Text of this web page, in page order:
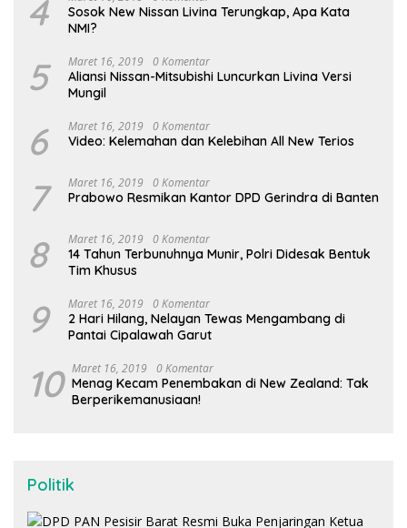
4
Sosok New Nissan Livina Terungkap, Apa Kata
NMI?
5 Maret 16, 2019 0 Komentar
Aliansi Nissan-Mitsubishi Luncurkan Livina Versi
Mungil
6 Maret 16, 2019 0 Komentar
Video: Kelemahan dan Kelebihan All New Terios
7 Maret 16, 2019 0 Komentar
Prabowo Resmikan Kantor DPD Gerindra di Banten
8 Maret 16, 2019 0 Komentar
14 Tahun Terbunuhnya Munir, Polri Didesak Bentuk
Tim Khusus
9 Maret 16, 2019 0 Komentar
2 Hari Hilang, Nelayan Tewas Mengambang di
Pantai Cipalawah Garut
10 Maret 16, 2019 0 Komentar
Menag Kecam Penembakan di New Zealand: Tak
Berperikemanusiaan!
Politik